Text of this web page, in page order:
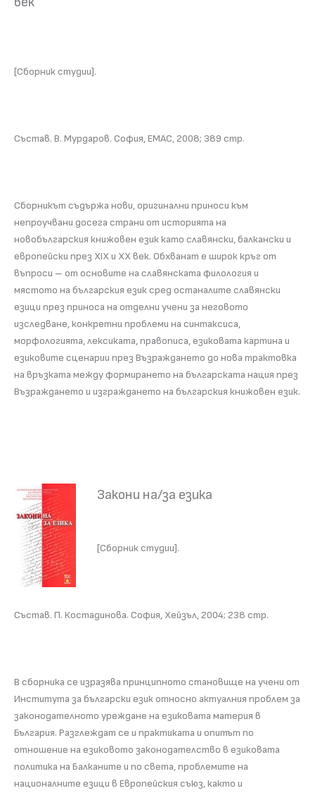
[Сборник студии].
Състав. В. Мурдаров. София, ЕМАС, 2008; 389 стр.
Сборникът съдържа нови, оригинални приноси към
непроучвани досега страни от историята на
новобългарския книжовен език като славянски, балкански и
европейски през ХІХ и ХХ век. Обхванат е широк кръг от
въпроси – от основите на славянската филология и
мястото на българския език сред останалите славянски
езици през приноса на отделни учени за неговото
изследване, конкретни проблеми на синтаксиса,
морфологията, лексиката, правописа, езиковата картина и
езиковите сценарии през Възраждането до нова трактовка
на връзката между формирането на българската нация през
Възраждането и изграждането на българския книжовен език.
Закони на/за езика
[Сборник студии].
Състав. П. Костадинова. София, Хейзъл, 2004; 238 стр.
В сборника се изразява принципното становище на учени от
Института за български език относно актуалния проблем за
законодателното уреждане на езиковата материя в
България. Разглеждат се и практиката и опитът по
отношение на езиковото законодателство в езиковата
политика на Балканите и по света, проблемите на
националните езици в Европейския съюз, както и